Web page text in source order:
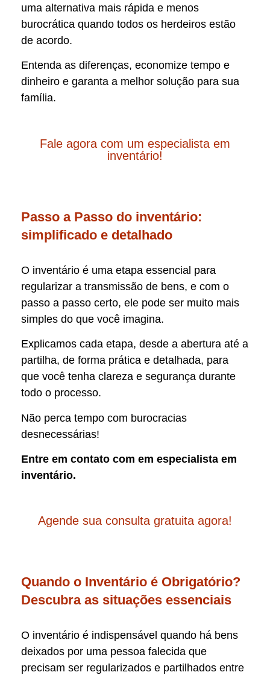
uma alternativa mais rápida e menos
burocrática quando todos os herdeiros estão
de acordo.
Entenda as diferenças, economize tempo e
dinheiro e garanta a melhor solução para sua
família.
Fale agora com um especialista em
inventário!
Passo a Passo do inventário:
simplificado e detalhado
O inventário é uma etapa essencial para
regularizar a transmissão de bens, e com o
passo a passo certo, ele pode ser muito mais
simples do que você imagina.
Explicamos cada etapa, desde a abertura até a
partilha, de forma prática e detalhada, para
que você tenha clareza e segurança durante
todo o processo.
Não perca tempo com burocracias
desnecessárias!
Entre em contato com em especialista em
inventário.
Agende sua consulta gratuita agora!
Quando o Inventário é Obrigatório?
Descubra as situações essenciais
O inventário é indispensável quando há bens
deixados por uma pessoa falecida que
precisam ser regularizados e partilhados entre